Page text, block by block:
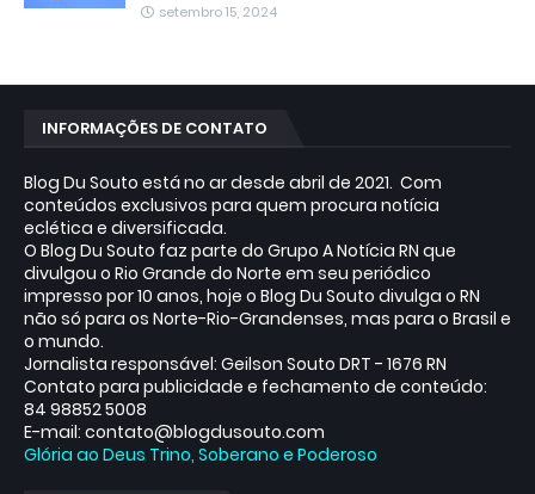
setembro 15, 2024
INFORMAÇÕES DE CONTATO
Blog Du Souto está no ar desde abril de 2021. Com
conteúdos exclusivos para quem procura notícia
eclética e diversificada.
O Blog Du Souto faz parte do Grupo A Notícia RN que
divulgou o Rio Grande do Norte em seu periódico
impresso por 10 anos, hoje o Blog Du Souto divulga o RN
não só para os Norte-Rio-Grandenses, mas para o Brasil e
o mundo.
Jornalista responsável: Geilson Souto DRT - 1676 RN
Contato para publicidade e fechamento de conteúdo:
84 98852 5008
E-mail: contato@blogdusouto.com
Glória ao Deus Trino, Soberano e Poderoso